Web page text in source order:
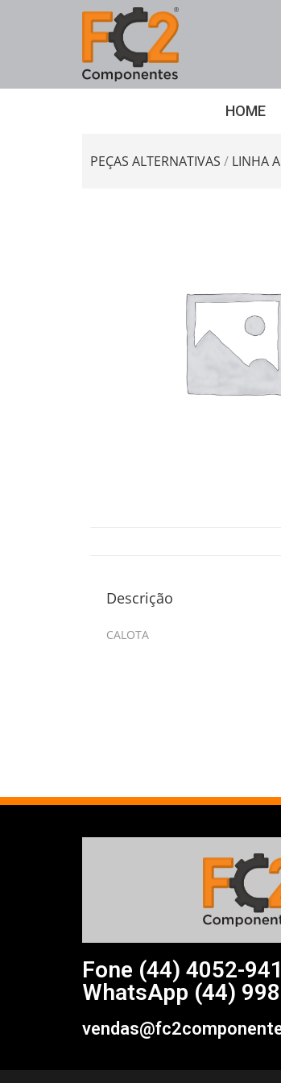
HOME
PEÇAS ALTERNATIVAS / LINHA
Descrição
CALOTA
Fone (44) 4052-
WhatsApp (44)